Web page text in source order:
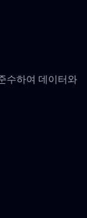
수하여 데이터와